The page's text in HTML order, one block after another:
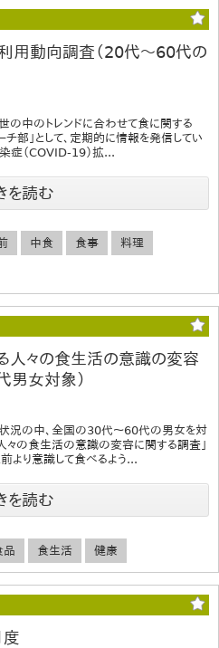
用動向調査（20代～60代の
の中のトレンドに合わせて食に関する
チ部」として、定期的に情報を発信してい
症（COVID-19）拡...
を読む
中食 食事 料理
人々の食生活の意識の変容
男女対象）
況の中、全国の30代～60代の男女を対
々の食生活の意識の変容に関する調査」
より意識して食べるよう...
を読む
品 食生活 健康